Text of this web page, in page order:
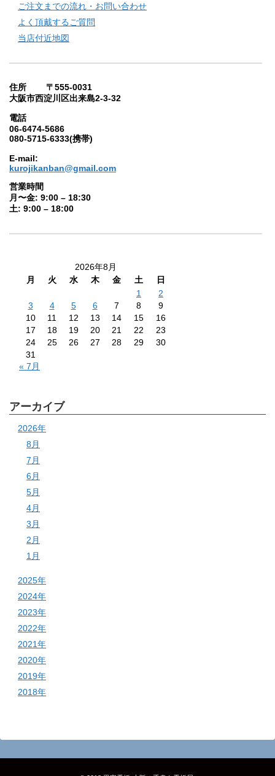
ご注文までの流れ・お問い合わせ
よく頂戴するご質問
当店付近地図
住所 〒555-0031
大阪市西淀川区出来島2-3-32
電話
06-6474-5686
080-5715-6333(携帯)
E-mail:
kurojikanban@gmail.com
営業時間
月〜金: 9:00 – 18:30
土: 9:00 – 18:00
2026年8月
月
火 水 木 金 土
日
1
2
3
4 5 6 7 8
9
10
11 12 13 14 15
16
17
18 19 20 21 22
23
24
25 26 27 28 29
30
31
« 7月
アーカイブ
2026年
8月
7月
6月
5月
4月
3月
2月
1月
2025年
2024年
2023年
2022年
2021年
2020年
2019年
2018年